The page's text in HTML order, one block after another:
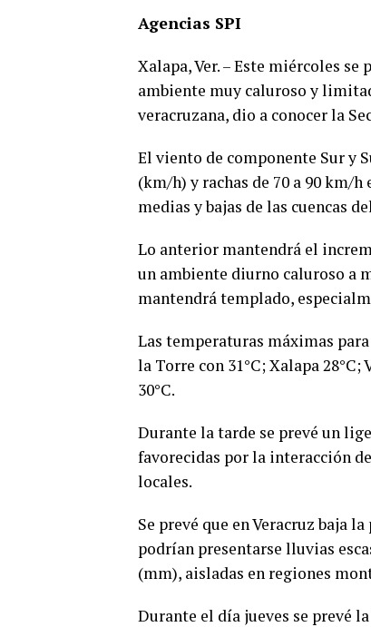
Agencias SPI
Xalapa, Ver. – Este miércoles
ambiente muy caluroso y
veracruzana, dio a conocer la
El viento de componente Sur y
(km/h) y rachas de 70 a 90 km/
medias y bajas de las cuencas
Lo anterior mantendrá el
un ambiente diurno caluroso a
mantendrá templado,
Las temperaturas máximas
la Torre con 31°C; Xalapa 28°C;
30°C.
Durante la tarde se prevé un
favorecidas por la interacción
locales.
Se prevé que en Veracruz baja
podrían presentarse lluvias
(mm), aisladas en regiones
Durante el día jueves se prevé